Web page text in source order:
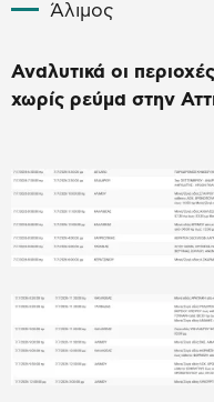
Άλιμος
Αναλυτικά οι
χωρίς ρεύμα στην